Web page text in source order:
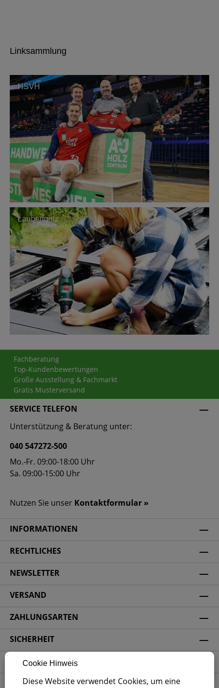
Linksammlung
HSVH
Laubengirlz
Fachberatung
Top-Kundenbewertungen
Große Ausstellung & Fachmarkt
Gratis Musterversand
SERVICE TELEFON
Unterstützung & Beratung unter:
040 547272-500
Mo.-Fr. 09:00-18:00 Uhr
Sa. 09:00-15:00 Uhr
Nutzen Sie unser Kontaktformular »
INFORMATIONEN
RECHTLICHES
NEWSLETTER
VERSAND
ZAHLUNGSARTEN
SICHERHEIT
SOCIAL MEDIA
ZERTIFIZIERUNG
Cookie Hinweis
Diese Website verwendet Cookies, um eine